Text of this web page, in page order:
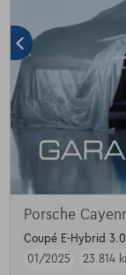
Porsche
Coupé E-Hybrid 3.0
01/2025
23.814